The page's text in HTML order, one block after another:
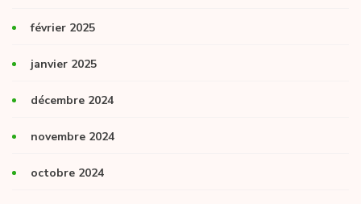
février 2025
janvier 2025
décembre 2024
novembre 2024
octobre 2024